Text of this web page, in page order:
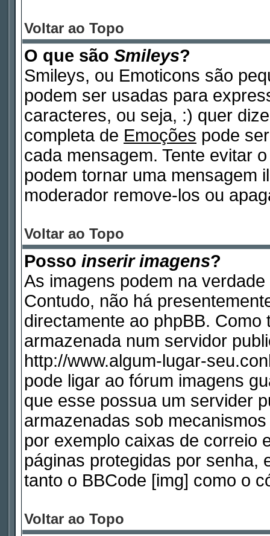
Voltar ao Topo
O que são Smileys?
Smileys, ou Emoticons são
podem ser usadas para
caracteres, ou seja, :) quer
completa de Emoções pode
cada mensagem. Tente evitar
podem tornar uma mensagem
moderador remove-los ou
Voltar ao Topo
Posso inserir imagens?
As imagens podem na
Contudo, não há
directamente ao phpBB.
armazenada num servidor
http://www.algum-lugar-
pode ligar ao fórum imagens
que esse possua um servider
armazenadas sob
por exemplo caixas de correio
páginas protegidas por senha,
tanto o BBCode [img] como o
Voltar ao Topo